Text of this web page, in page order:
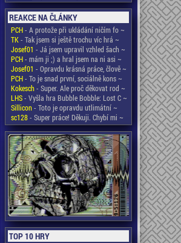
REAKCE NA ČLÁNKY
PCH- A protože při ukládání ničím fo ~
TK- Tak jsem si ještě trochu víc hrá ~
Josef01 - Já jsem upravil vzhled šach ~
PCH- mám ji ;) a hral jsem na ni asi ~
Josef01 - Opravdu krásná práce, člově ~
PCH- To je snad první, sociálně kons ~
Kokesch- Super. Ale proč děkovat rod ~
LHS- Vyšla hra Bubble Bobble: Lost C ~
Sillicon- Toto je opravdu utlimátní ~
sc128- Super práce! Děkuji. Chybí mi ~
TOP 10 HRY